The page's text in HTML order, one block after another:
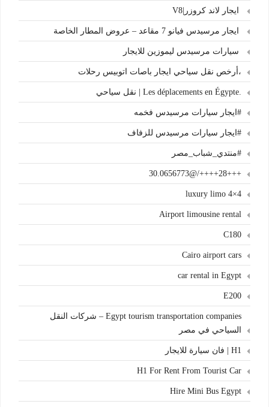
ايجار لاند كروزر|V8
ايجار مرسيدس فيانو 7 مقاعد – عروض المطار الخاصة
سيارات مرسيدس ليموزين للايجار
،أرخص نقل سياحي ايجار باصات اتوبيس رحلات
.Les déplacements en Égypte | نقل سياحي
#ايجار سيارات مرسيدس فخمه
#ايجار سيارات مرسيدس للزفاف
#منتدي_شباب_مصر
+++28++++/@30.0656773
4×4 luxury limo
Airport limousine rental
C180
Cairo airport cars
car rental in Egypt
E200
Egypt tourism transportation companies – شركات النقل
السياحي في مصر
H1 | فان سيارة للايجار
H1 For Rent From Tourist Car
Hire Mini Bus Egypt